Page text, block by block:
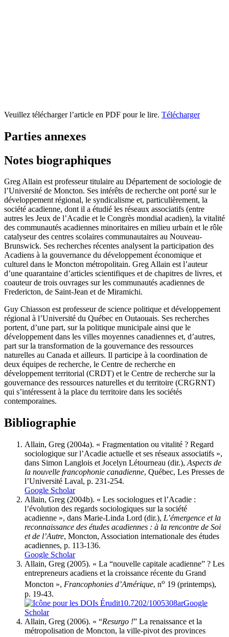
Veuillez télécharger l’article en PDF pour le lire. Télécharger
Parties annexes
Notes biographiques
Greg Allain est professeur titulaire au Département de sociologie de
l’Université de Moncton. Ses intérêts de recherche ont porté sur le
développement régional, le syndicalisme et, particulièrement, la
société acadienne, dont il a étudié les réseaux associatifs (entre
autres les Jeux de l’Acadie et le Congrès mondial acadien), la vitalité
des communautés acadiennes minoritaires en milieu urbain et le rôle
catalyseur des centres scolaires communautaires au Nouveau-
Brunswick. Ses recherches récentes analysent la participation des
Acadiens à la gouvernance du développement économique et
culturel dans le Moncton métropolitain. Greg Allain est l’auteur
d’une quarantaine d’articles scientifiques et de chapitres de livres, et
coauteur de trois ouvrages sur les communautés acadiennes de
Fredericton, de Saint-Jean et de Miramichi.
Guy Chiasson est professeur de science politique et développement
régional à l’Université du Québec en Outaouais. Ses recherches
portent, d’une part, sur la politique municipale ainsi que le
développement dans les villes moyennes canadiennes et, d’autres,
part sur la transformation de la gouvernance des ressources
naturelles au Canada et ailleurs. Il participe à la coordination de
deux équipes de recherche, le Centre de recherche en
développement territorial (CRDT) et le Centre de recherche sur la
gouvernance des ressources naturelles et du territoire (CRGRNT)
qui s’intéressent à la place du territoire dans les sociétés
contemporaines.
Bibliographie
Allain, Greg (2004a). « Fragmentation ou vitalité ? Regard
sociologique sur l’Acadie actuelle et ses réseaux associatifs »,
dans Simon Langlois et Jocelyn Létourneau (dir.), Aspects de
la nouvelle francophonie canadienne, Québec, Les Presses de
l’Université Laval, p. 231-254.
Google Scholar
Allain, Greg (2004b). « Les sociologues et l’Acadie :
l’évolution des regards sociologiques sur la société
acadienne », dans Marie-Linda Lord (dir.), L’émergence et la
reconnaissance des études acadiennes : à la rencontre de Soi
et de l’Autre, Moncton, Association internationale des études
acadiennes, p. 113-136.
Google Scholar
Allain, Greg (2005). « La “nouvelle capitale acadienne” ? Les
entrepreneurs acadiens et la croissance récente du Grand
Moncton », Francophonies d’Amérique, no 19 (printemps),
p. 19-43.
10.7202/1005308arGoogle
Scholar
Allain, Greg (2006). « “Resurgo !” La renaissance et la
métropolisation de Moncton, la ville-pivot des provinces